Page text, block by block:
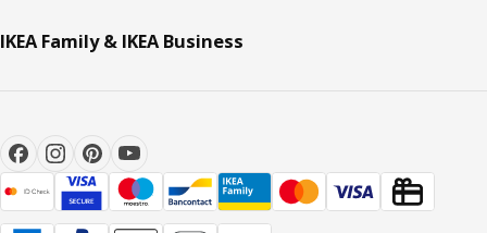
IKEA Family & IKEA Business